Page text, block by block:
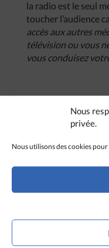
Nous
privée.
Nous utilisons des cookies
la radio est le seul
toucher l’audience
accèsauxautres
télévision ou vous
vousconduisez